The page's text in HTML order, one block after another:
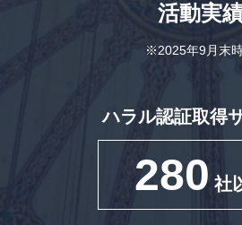
活動実
※2025年9月末
ハラル認証取得
280 社